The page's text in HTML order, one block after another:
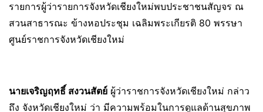
รายการผู้ว่ารายการจังหวัดเชียงใหม่พบประชาชนสัญจร ณ
สวนสาธารณะ ข้างหอประชุม เฉลิมพระเกียรติ 80 พรรษา
ศูนย์ราชการจังหวัดเชียงใหม่
นายเจริญฤทธิ์ สงวนสัตย์ ผู้ว่าราชการจังหวัดเชียงใหม่ กล่าว
ถึง จังหวัดเชียงใหม่ ว่า มีความพร้อมในการดูแลด้านสุขภาพ